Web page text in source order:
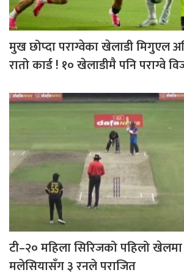
मुख छोप्दा पराग्वेका खेलाडी मिगुएल
रातो कार्ड ! १० खेलाडीमै पनि पराग्वे
टी–२० महिला सिरिजको पहिलो
मलेसियासँग ३ रनले पराजित